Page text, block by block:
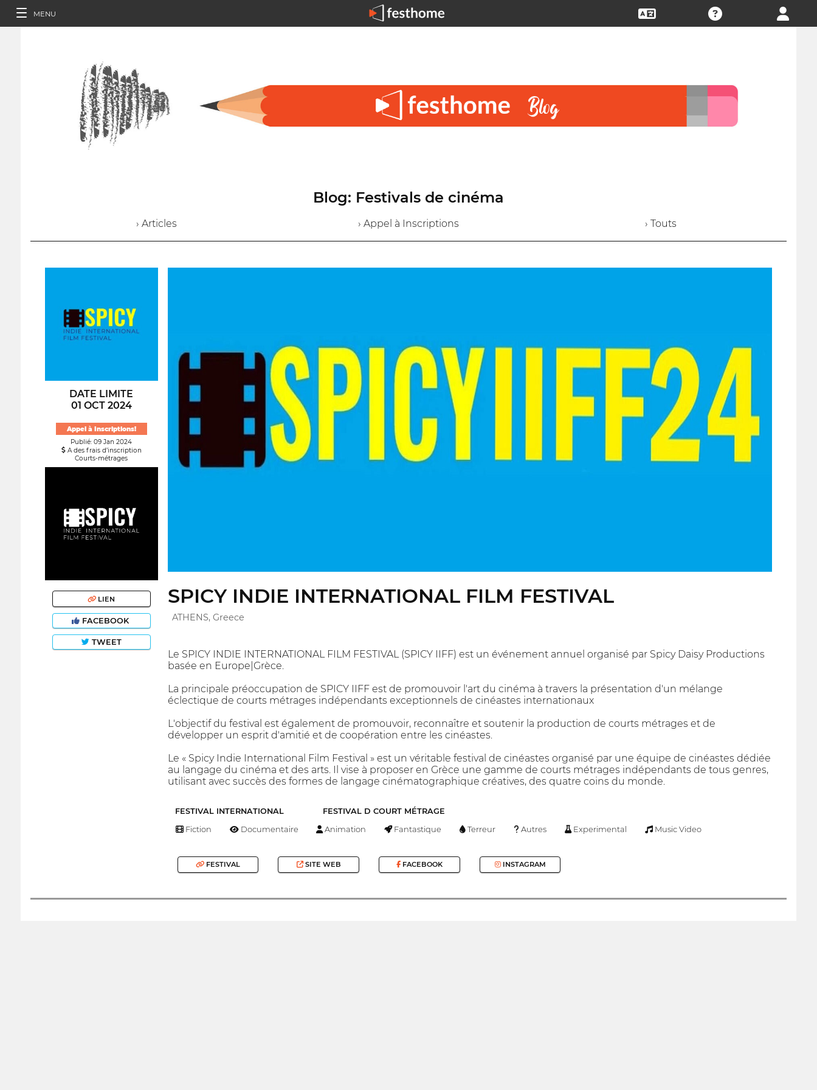
MENU
Blog: Festivals de cinéma
› Articles › Appel à Inscriptions › Touts
DATE LIMITE
01 OCT 2024
Appel à Inscriptions!
Publié: 09 Jan 2024
A des frais d’inscription
Courts-métrages
LIEN
FACEBOOK
TWEET
SPICY INDIE INTERNATIONAL FILM FESTIVAL
ATHENS, Greece
Le SPICY INDIE INTERNATIONAL FILM FESTIVAL (SPICY IIFF) est un événement annuel organisé par Spicy Daisy Productions
basée en Europe|Grèce.
La principale préoccupation de SPICY IIFF est de promouvoir l'art du cinéma à travers la présentation d'un mélange
éclectique de courts métrages indépendants exceptionnels de cinéastes internationaux
L'objectif du festival est également de promouvoir, reconnaître et soutenir la production de courts métrages et de
développer un esprit d'amitié et de coopération entre les cinéastes.
Le « Spicy Indie International Film Festival » est un véritable festival de cinéastes organisé par une équipe de cinéastes dédiée
au langage du cinéma et des arts. Il vise à proposer en Grèce une gamme de courts métrages indépendants de tous genres,
utilisant avec succès des formes de langage cinématographique créatives, des quatre coins du monde.
FESTIVAL INTERNATIONAL FESTIVAL D COURT MÉTRAGE
Fiction Documentaire Animation Fantastique Terreur Autres Experimental Music Video
FESTIVAL SITE WEB FACEBOOK INSTAGRAM